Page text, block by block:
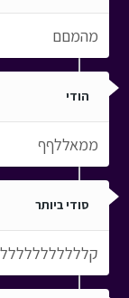
מהמםם
הודי
ממאללףף
סודי ביותר